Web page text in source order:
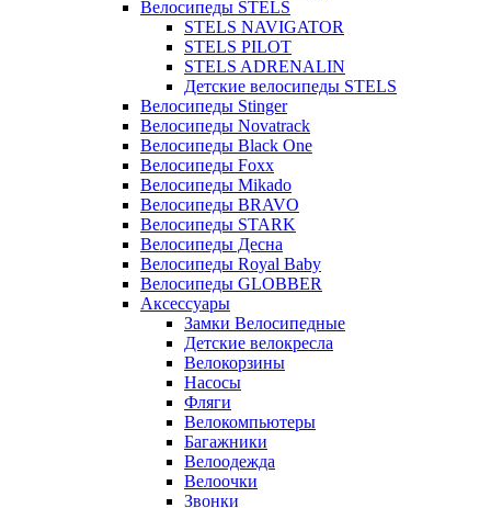
Велосипеды STELS
STELS NAVIGATOR
STELS PILOT
STELS ADRENALIN
Детские велосипеды STELS
Велосипеды Stinger
Велосипеды Novatrack
Велосипеды Black One
Велосипеды Foxx
Велосипеды Mikado
Велосипеды BRAVO
Велосипеды STARK
Велосипеды Десна
Велосипеды Royal Baby
Велосипеды GLOBBER
Аксессуары
Замки Велосипедные
Детские велокресла
Велокорзины
Насосы
Фляги
Велокомпьютеры
Багажники
Велоодежда
Велоочки
Звонки